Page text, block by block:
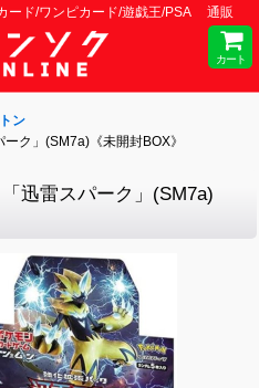
ード/ワンピカード/遊戯王/PSA 通販
カート
ン
ク」(SM7a)《未開封BOX》
迅雷スパーク」(SM7a)